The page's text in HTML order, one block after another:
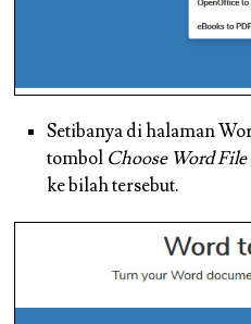
Setibanya di halaman
tombol Choose Word File
ke bilah tersebut.